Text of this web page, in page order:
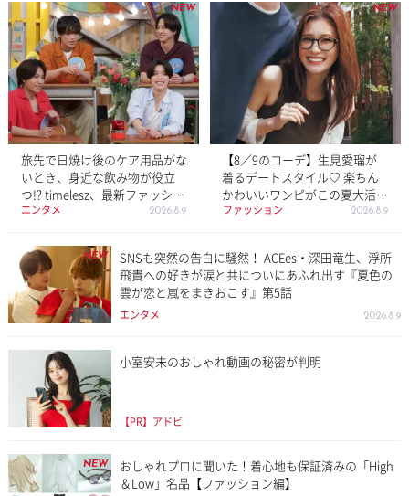
NEW
旅先で日焼け後のケア用品がな
いとき、身近な飲み物が役立
つ!? timelesz、最新ファッショ
ン・美容事情“最新あか抜け
エンタメ 2026.8.9
NEW
【8／9のコーデ】生見愛瑠が
着るデートスタイル♡ 楽ちん
かわいいワンピがこの夏大活
躍！
ファッション 2026.8.9
NEW
SNSも突然の告白に騒然！ ACEes・深田竜生、浮所
飛貴への好きが涙と共についにあふれ出す『夏色の
雲が恋と嵐をまきおこす』第5話
エンタメ 2026.8.9
小室安未のおしゃれ動画の秘密が判明
【PR】アドビ
NEW
おしゃれプロに聞いた！着心地も保証済みの「High
＆Low」名品【ファッション編】